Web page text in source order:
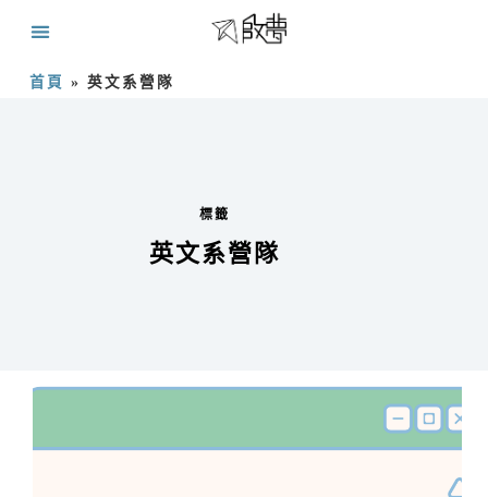
首頁 » 英文系營隊
標籤
英文系營隊